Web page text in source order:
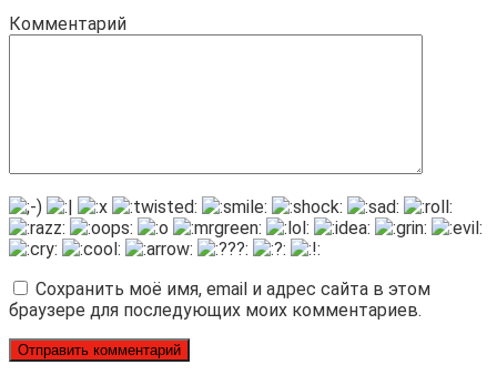
Комментарий
Сохранить моё имя, email и адрес сайта в этом
браузере для последующих моих комментариев.